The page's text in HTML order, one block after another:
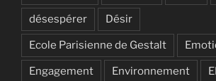
désespérer Désir
Ecole Parisienne de Gestalt
Engagement Environnement